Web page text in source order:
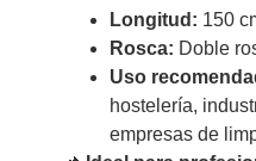
Longitud: 150
Rosca: Doble
Uso
hostelería,
empresas de